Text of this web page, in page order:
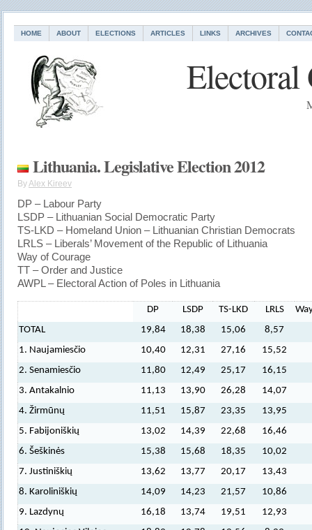
HOME ABOUT ELECTIONS ARTICLES LINKS ARCHIVES
Electoral
Lithuania. Legislative Election 2012
ByAlex Kireev
DP – Labour Party
LSDP – Lithuanian Social Democratic Party
TS-LKD – Homeland Union – Lithuanian Christian Democrats
LRLS – Liberals’ Movement of the Republic of Lithuania
Way of Courage
TT – Order and Justice
AWPL – Electoral Action of Poles in Lithuania
DP LSDP TS-LKD LRLS
TOTAL
19,84 18,38 15,06
8,57
1. Naujamiesčio
10,40 12,31 27,16
15,52
2. Senamiesčio
11,80 12,49 25,17
16,15
3. Antakalnio
11,13 13,90 26,28
14,07
4. Žirmūnų
11,51 15,87 23,35
13,95
5. Fabijoniškių
13,02 14,39 22,68
16,46
6. Šeškinės
15,38 15,68 18,35
10,02
7. Justiniškių
13,62 13,77 20,17
13,43
8. Karoliniškių
14,09 14,23 21,57
10,86
9. Lazdynų
16,18 13,74 19,51
12,93